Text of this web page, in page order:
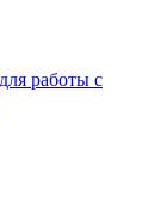
работы с